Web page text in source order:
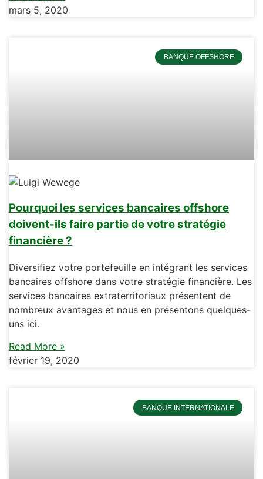
mars 5, 2020
BANQUE OFFSHORE
Pourquoi les services bancaires offshore
doivent-ils faire partie de votre stratégie
financière ?
Diversifiez votre portefeuille en intégrant les services
bancaires offshore dans votre stratégie financière. Les
services bancaires extraterritoriaux présentent de
nombreux avantages et nous en présentons quelques-
uns ici.
Read More »
février 19, 2020
BANQUE INTERNATIONALE